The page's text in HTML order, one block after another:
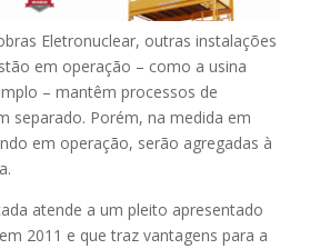
Eletronuclear, outras instalações
em operação – como a usina
– mantêm processos de
separado. Porém, na medida em
em operação, serão agregadas à
atende a um pleito apresentado
2011 e que traz vantagens para a